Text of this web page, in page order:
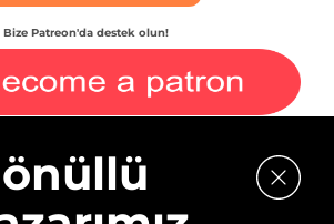
Bize Patreon'da destek olun!
kaydolun.